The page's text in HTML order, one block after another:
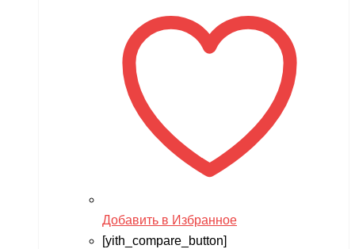
Добавить в Избранное
[yith_compare_button]